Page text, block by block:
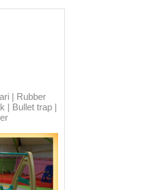
| Rubber
| Bullet trap |